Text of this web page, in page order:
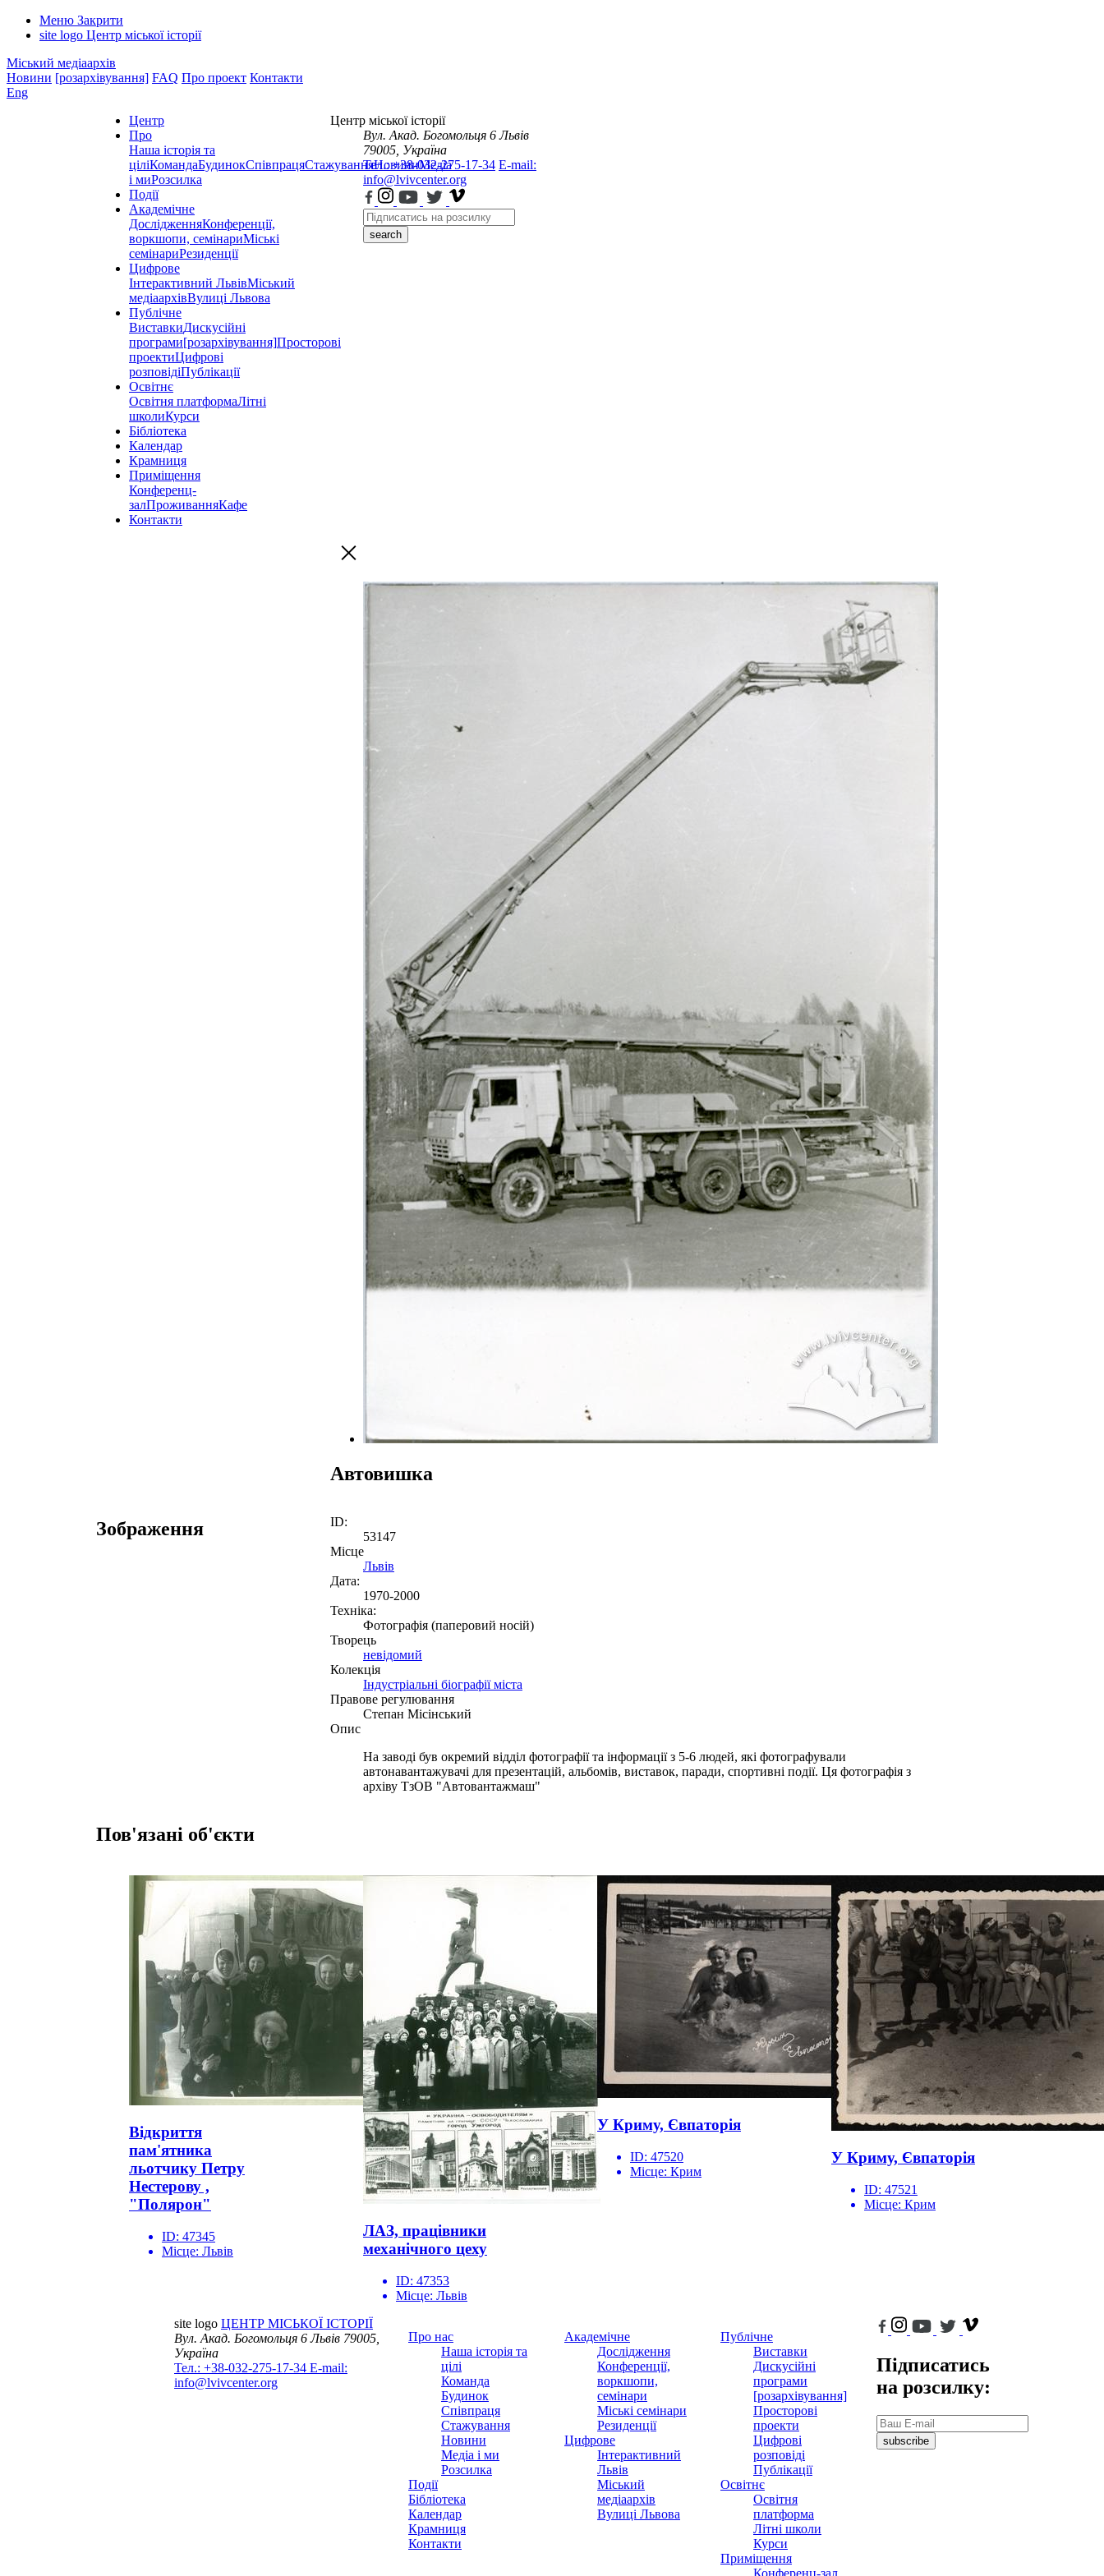
Меню Закрити
site logo Центр міської історії
Міський медіаархів
Новини [розархівування] FAQ Про проект Контакти
Eng
Центр
Про
Наша історія та
ціліКомандаБудинокСпівпрацяСтажуванняНовиниМедіа
і миРозсилка
Події
Академічне
ДослідженняКонференції,
воркшопи, семінариМіські
семінариРезиденції
Цифрове
Інтерактивний ЛьвівМіський
медіаархівВулиці Львова
Публічне
ВиставкиДискусійні
програми[розархівування]Просторові
проектиЦифрові
розповідіПублікації
Освітнє
Освітня платформаЛітні
школиКурси
Бібліотека
Календар
Крамниця
Приміщення
Конференц-
залПроживанняКафе
Контакти
Центр міської історії
Вул. Акад. Богомольця 6 Львів
79005, Україна
Тел.: +38-032-275-17-34 E-mail:
info@lvivcenter.org
search
Автовишка
Зображення
ID:
53147
Місце
Львів
Дата:
1970-2000
Техніка:
Фотографія (паперовий носій)
Творець
невідомий
Колекція
Індустріальні біографії міста
Правове регулювання
Степан Місінський
Опис
На заводі був окремий відділ фотографії та інформації з 5-6 людей, які фотографували
автонавантажувачі для презентацій, альбомів, виставок, паради, спортивні події. Ця фотографія з
архіву ТзОВ "Автовантажмаш"
Пов'язані об'єкти
Відкриття
пам'ятника
льотчику Петру
Нестерову ,
"Полярон"
ID: 47345
Місце: Львів
ЛАЗ, працівники
механічного цеху
ID: 47353
Місце: Львів
У Криму, Євпаторія
ID: 47520
Місце: Крим
У Криму, Євпаторія
ID: 47521
Місце: Крим
site logo ЦЕНТР МІСЬКОЇ ІСТОРІЇ
Вул. Акад. Богомольця 6Львів 79005,
Україна
Тел.: +38-032-275-17-34 E-mail:
info@lvivcenter.org
Про нас
Наша історія та
цілі
Команда
Будинок
Співпраця
Стажування
Новини
Медіа і ми
Розсилка
Події
Бібліотека
Календар
Крамниця
Контакти
Академічне
Дослідження
Конференції,
воркшопи,
семінари
Міські семінари
Резиденції
Цифрове
Інтерактивний
Львів
Міський
медіаархів
Вулиці Львова
Публічне
Виставки
Дискусійні
програми
[розархівування]
Просторові
проекти
Цифрові
розповіді
Публікації
Освітнє
Освітня
платформа
Літні школи
Курси
Приміщення
Конференц-зал
Підписатись
на розсилку:
subscribe